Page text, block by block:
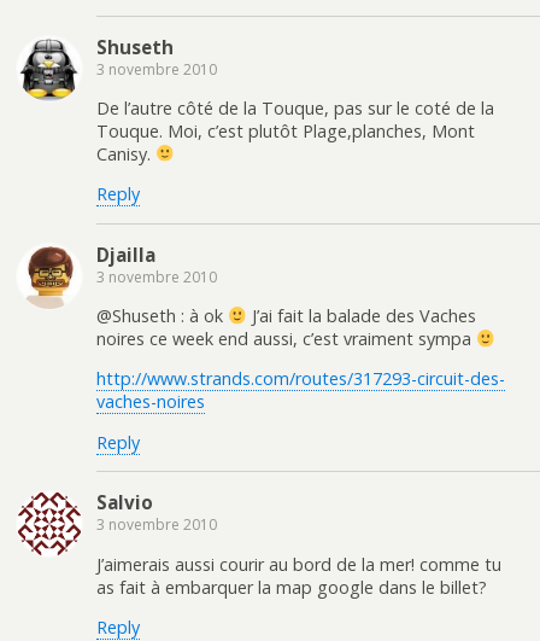
Shuseth
3 novembre 2010
De l’autre côté de la Touque, pas sur le coté de la
Touque. Moi, c’est plutôt Plage,planches, Mont
Canisy.
Reply
Djailla
3 novembre 2010
@Shuseth : à ok
J’ai fait la balade des Vaches
noires ce week end aussi, c’est vraiment sympa
http://www.strands.com/routes/317293-circuit-des-
vaches-noires
Reply
Salvio
3 novembre 2010
J’aimerais aussi courir au bord de la mer! comme tu
as fait à embarquer la map google dans le billet?
Reply